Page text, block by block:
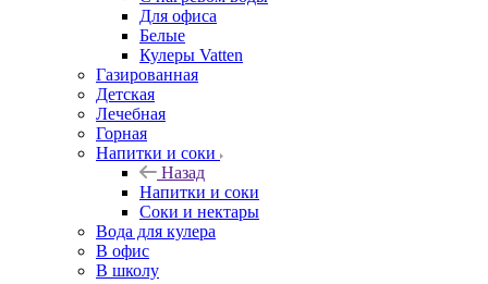
Для офиса
Белые
Кулеры Vatten
Газированная
Детская
Лечебная
Горная
Напитки и соки
Назад
Напитки и соки
Соки и нектары
Вода для кулера
В офис
В школу